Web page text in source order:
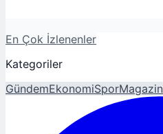
En Çok İzlenenler
Kategoriler
GündemEkonomiSporMagazin